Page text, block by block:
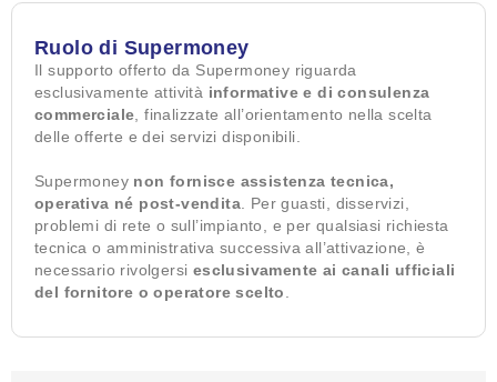
Ruolo di Supermoney
Il supporto offerto da Supermoney riguarda
esclusivamente attività informative e di consulenza
commerciale , finalizzate all’orientamento nella scelta
delle offerte e dei servizi disponibili.
Supermoney non fornisce assistenza tecnica,
operativa né post-vendita . Per guasti, disservizi,
problemi di rete o sull’impianto, e per qualsiasi richiesta
tecnica o amministrativa successiva all’attivazione, è
necessario rivolgersi esclusivamente ai canali ufficiali
del fornitore o operatore scelto